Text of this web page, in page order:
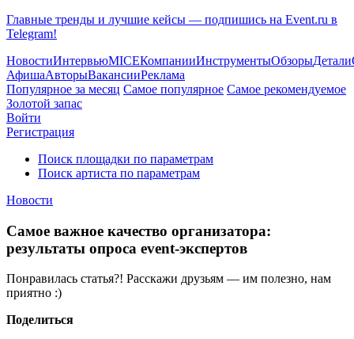
Главные тренды и лучшие кейсы — подпишись на Event.ru в
Telegram!
НовостиИнтервьюMICEКомпанииИнструментыОбзорыДетали
АфишаАвторыВакансииРеклама
Популярное за месяц Самое популярное Самое рекомендуемое
Золотой запас
Войти
Регистрация
Поиск площадки по параметрам
Поиск артиста по параметрам
Новости
Самое важное качество организатора:
результаты опроса event-экспертов
Понравилась статья?! Расскажи друзьям — им полезно, нам
приятно :)
Поделиться